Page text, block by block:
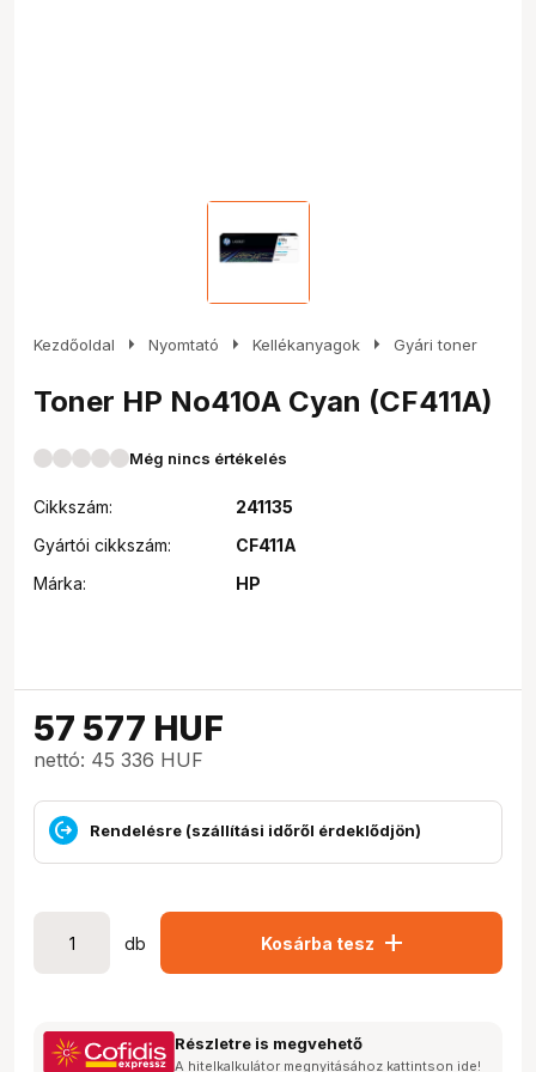
Kezdőoldal arrow_right Nyomtató arrow_right Kellékanyagok arrow_right Gyári toner
Toner HP No410A Cyan (CF411A)
Még nincs értékelés
Cikkszám:
241135
Gyártói cikkszám:
CF411A
Márka:
HP
57 577 HUF
nettó: 45 336 HUF
Rendelésre (szállítási időről érdeklődjön)
db Kosárba tesz add
Részletre is megvehető
A hitelkalkulátor megnyitásához kattintson ide!